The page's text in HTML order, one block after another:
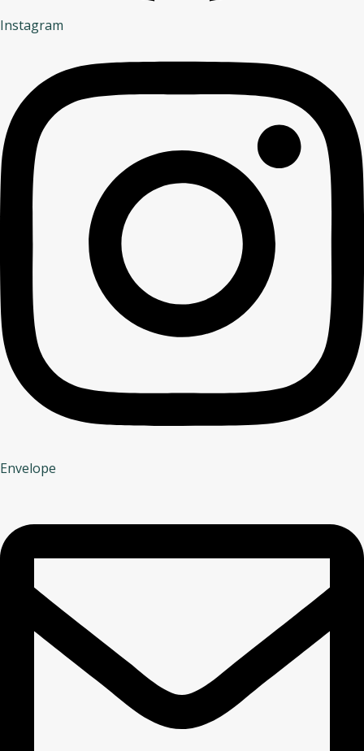
Instagram
Envelope